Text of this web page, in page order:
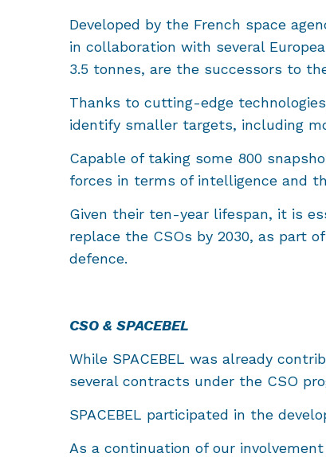
Developed by the French space
in collaboration with several
3.5 tonnes, are the successors to
Thanks to cutting-edge
identify smaller targets, including
Capable of taking some 800
forces in terms of intelligence and
Given their ten-year lifespan, it is
replace the CSOs by 2030, as part
defence.
CSO & SPACEBEL
While SPACEBEL was already
several contracts under the CSO
SPACEBEL participated in the
As a continuation of our